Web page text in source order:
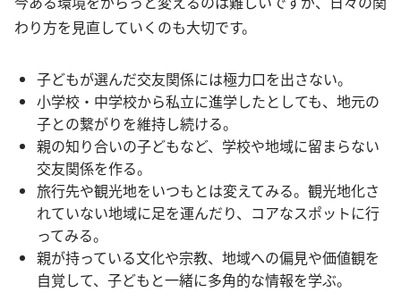
わり方を見直していくのも大切です。
子どもが選んだ交友関係には極力口を出さない。
小学校・中学校から私立に進学したとしても、地元の
子との繋がりを維持し続ける。
親の知り合いの子どもなど、学校や地域に留まらない
交友関係を作る。
旅行先や観光地をいつもとは変えてみる。観光地化さ
れていない地域に足を運んだり、コアなスポットに行
ってみる。
親が持っている文化や宗教、地域への偏見や価値観を
自覚して、子どもと一緒に多角的な情報を学ぶ。